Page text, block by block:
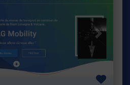
Suivant